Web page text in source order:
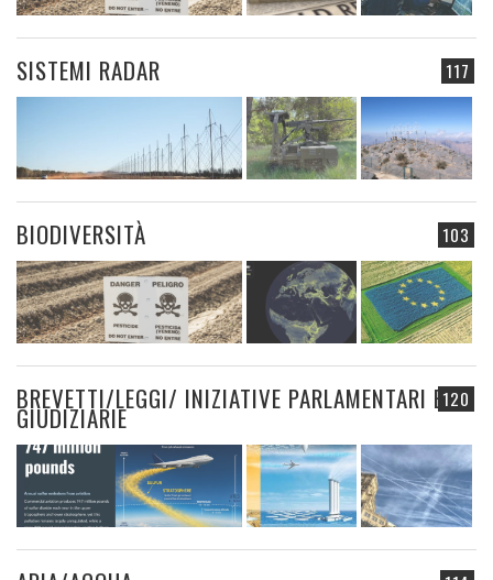
117
SISTEMI RADAR
103
BIODIVERSITÀ
120
BREVETTI/LEGGI/ INIZIATIVE PARLAMENTARI E
GIUDIZIARIE